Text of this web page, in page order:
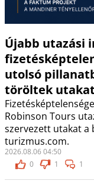
Újabb utazási
utolsó
töröltek utakat
Robinson Tours
szervezett utakat a
turizmus.com.
2026.08.06 04:50
0
1 1